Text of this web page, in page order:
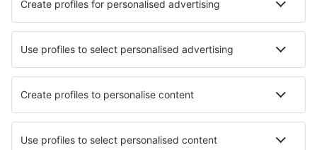
Přečtěte si více
Garance nejnižší ceny
Mobilní aplikace
Letecké společnosti
Ryanair
Wizz Air
easyJet